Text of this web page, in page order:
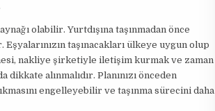
olabilir. Yurtdışına taşınmadan önce
taşınacakları ülkeye uygun olup
nakliye şirketiyle iletişim kurmak ve zaman
alınmalıdır. Planınızı önceden
engelleyebilir ve taşınma sürecini daha